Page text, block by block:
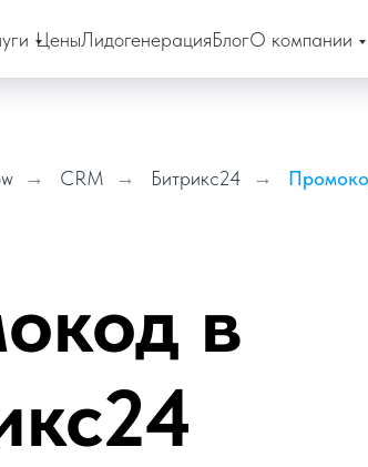
ЦеныЛидогенерацияБлогО компании
→ CRM → Битрикс24 →
в